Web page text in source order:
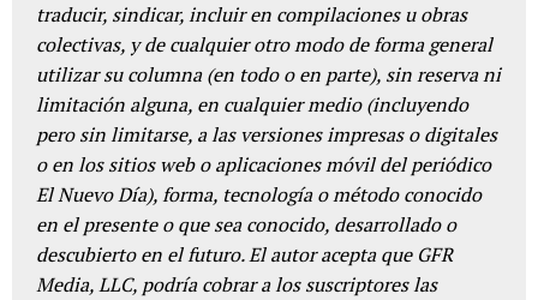
traducir, sindicar, incluir en compilaciones u obras
colectivas, y de cualquier otro modo de forma general
utilizar su columna (en todo o en parte), sin reserva ni
limitación alguna, en cualquier medio (incluyendo
pero sin limitarse, a las versiones impresas o digitales
o en los sitios web o aplicaciones móvil del periódico
El Nuevo Día), forma, tecnología o método conocido
en el presente o que sea conocido, desarrollado o
descubierto en el futuro. El autor acepta que GFR
Media, LLC, podría cobrar a los suscriptores las